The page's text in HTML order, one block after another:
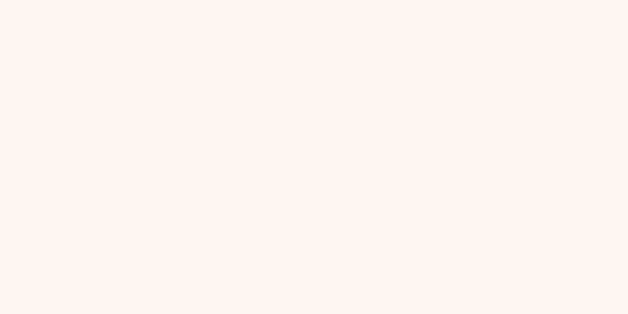
Malta
les étoiles avec
avec 13 dates de juin à août. Dès €25.
et format pool party. La soirée incontournable pour les francophones sur l'île. Les pieds dans l'eau, début au